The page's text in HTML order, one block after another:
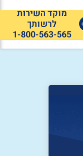
מוקד השירות
לרשותך
1-800-563-565